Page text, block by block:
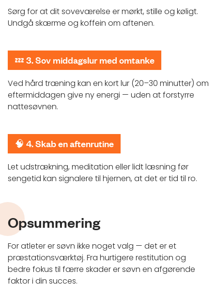
Sørg for at dit soveværelse er mørkt, stille og køligt.
Undgå skærme og koffein om aftenen.
💤 3. Sov middagslur med omtanke
Ved hård træning kan en kort lur (20–30 minutter) om
eftermiddagen give ny energi — uden at forstyrre
nattesøvnen.
🧠 4. Skab en aftenrutine
Let udstrækning, meditation eller lidt læsning før
sengetid kan signalere til hjernen, at det er tid til ro.
Opsummering
For atleter er søvn ikke noget valg — det er et
præstationsværktøj. Fra hurtigere restitution og
bedre fokus til færre skader er søvn en afgørende
faktor i din succes.